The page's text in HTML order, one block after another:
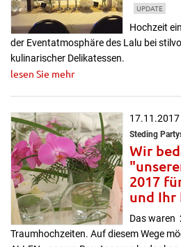
UPDATE
Hochzeit
der Eventatmosphäre des Lalu bei
kulinarischer Delikatessen.
lesen Sie mehr
17.11.2017
Steding
Wir
2017
und Ihr
Das waren
Traumhochzeiten. Auf diesem Wege